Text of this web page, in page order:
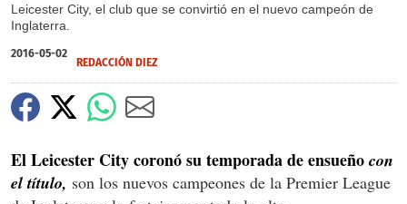
Leicester City, el club que se convirtió en el nuevo campeón de
Inglaterra.
2016-05-02
REDACCIÓN DIEZ
El Leicester City coronó su temporada de ensueño con
el título, son los nuevos campeones de la Premier League